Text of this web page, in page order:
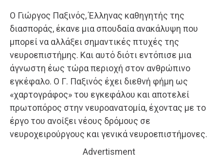
Ο Γιώργος Παξινός, Έλληνας καθηγητής της
διασποράς, έκανε μια σπουδαία ανακάλυψη που
μπορεί να αλλάξει σημαντικές πτυχές της
νευροεπιστήμης. Και αυτό διότι εντόπισε μια
άγνωστη έως τώρα περιοχή στον ανθρώπινο
εγκέφαλο. Ο Γ. Παξινός έχει διεθνή φήμη ως
«χαρτογράφος» του εγκεφάλου και αποτελεί
πρωτοπόρος στην νευροανατομία, έχοντας με το
έργο του ανοίξει νέους δρόμους σε
νευροχειρούργους και γενικά νευροεπιστήμονες.
Advertisment